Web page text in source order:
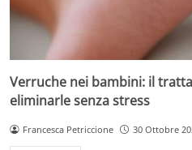
Verruche nei bambini: il
eliminarle senza stress
Francesca Petriccione 30 Ottobre